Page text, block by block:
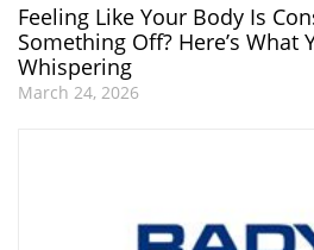
Feeling Like Your Body Is
Something Off? Here’s What
Whispering
March 24, 2026